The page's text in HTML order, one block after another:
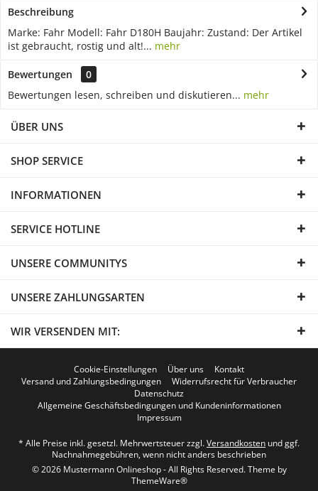
Beschreibung
Marke: Fahr Modell: Fahr D180H Baujahr: Zustand: Der Artikel
ist gebraucht, rostig und alt!... mehr
Bewertungen
0
Bewertungen lesen, schreiben und diskutieren... mehr
ÜBER UNS
SHOP SERVICE
INFORMATIONEN
SERVICE HOTLINE
UNSERE COMMUNITYS
UNSERE ZAHLUNGSARTEN
WIR VERSENDEN MIT:
Cookie-Einstellungen Über uns
Kontakt
Versand und Zahlungsbedingungen
Widerrufsrecht für Verbraucher
Datenschutz
Allgemeine Geschäftsbedingungen und Kundeninformationen
Impressum
* Alle Preise inkl. gesetzl. Mehrwertsteuer zzgl.Versandkosten und ggf.
Nachnahmegebühren, wenn nicht anders beschrieben
© 2026 Mustermann Onlineshop - All Rights Reserved. Theme by
ThemeWare®